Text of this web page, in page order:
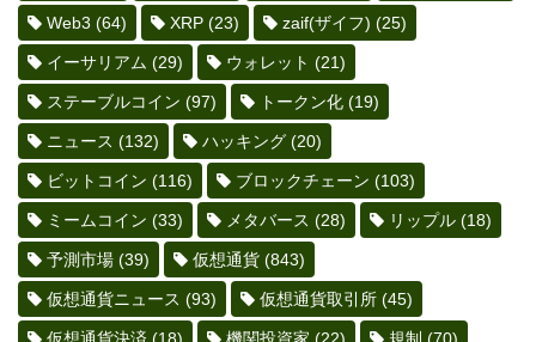
Web3 (64) XRP (23) zaif(ザイフ) (25)
イーサリアム (29) ウォレット (21)
ステーブルコイン (97) トークン化 (19)
ニュース (132) ハッキング (20)
ビットコイン (116) ブロックチェーン (103)
ミームコイン (33) メタバース (28) リップル (18)
予測市場 (39) 仮想通貨 (843)
仮想通貨ニュース (93) 仮想通貨取引所 (45)